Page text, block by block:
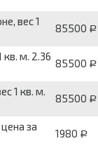
вес 1
85500 Р
м. 2.36
85500 Р
1 кв. м.
85500 Р
за
1980 Р